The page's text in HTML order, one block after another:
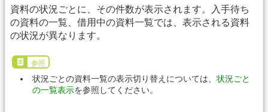
資料の状況ごとに、その件数が表示されます。入手待ち
の資料の一覧、借用中の資料一覧では、表示される資料
の状況が異なります。
参照
状況ごとの資料一覧の表示切り替えについては、 状況ごと
の一覧表示を参照してください。